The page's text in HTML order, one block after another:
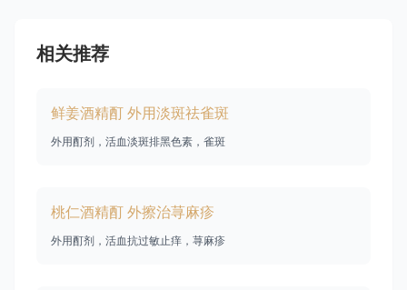
相关推荐
鲜姜酒精酊 外用淡斑祛雀斑
外用酊剂，活血淡斑排黑色素，雀斑
桃仁酒精酊 外擦治荨麻疹
外用酊剂，活血抗过敏止痒，荨麻疹